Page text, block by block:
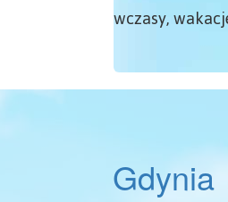
wczasy,
Gdynia